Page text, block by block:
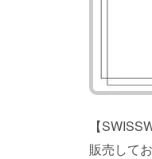
【
販売して